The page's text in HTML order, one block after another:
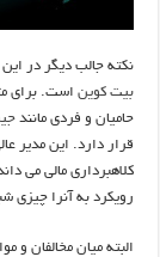
نکته جالب دیگر در این
بیت کوین است. برای
حامیان و فردی مانند
قرار دارد. این مدیر
کلاهبرداری مالی می
رویکرد به آنرا چیزی
البته میان مخالفان و